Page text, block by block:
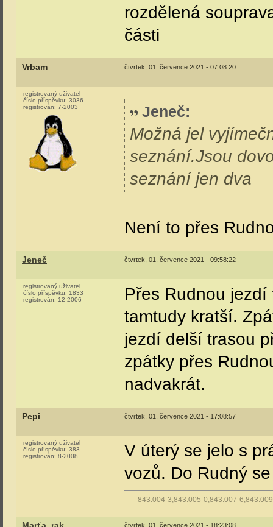
rozdělená
části
Vrbam čtvrtek, 01. července 2021 - 07:08:20
registrovaný uživatel
číslo příspěvku: 3036
registrován: 7-2003 Jeneč:
Možná jel
seznání.Jsou
seznání jen dva
Není to přes
Jeneč čtvrtek, 01. července 2021 - 09:58:22
registrovaný uživatel
číslo příspěvku: 1833
registrován: 12-2006
Přes Rudnou
tamtudy kratší.
jezdí delší trasou
zpátky přes
nadvakrát.
Pepi čtvrtek, 01. července 2021 - 17:08:57
registrovaný uživatel
číslo příspěvku: 383
registrován: 8-2008
V úterý se jelo s
vozů. Do Rudný
843.004-3,843.005-0,843.007-
čtvrtek, 01. července 2021 - 18:23:08